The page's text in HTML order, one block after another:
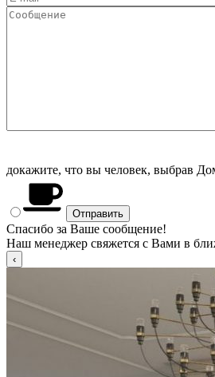
докажите, что вы человек, выбрав
Спасибо за Ваше сообщение!
Наш менеджер свяжется с Вами в